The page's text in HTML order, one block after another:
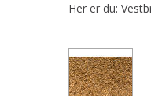
Her er du: